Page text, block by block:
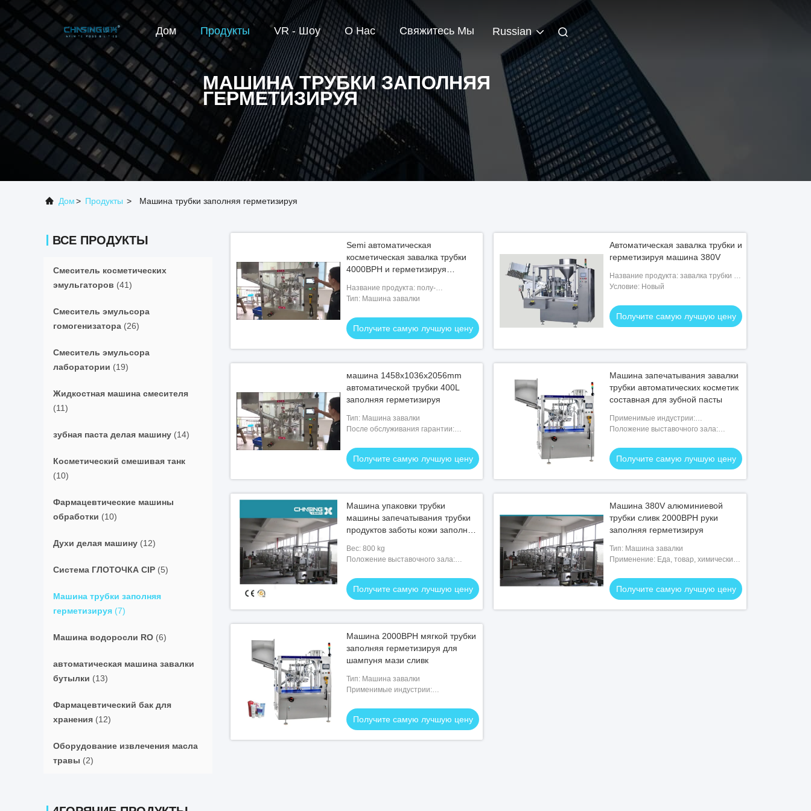
Дом Продукты VR - Шоу О Нас Свяжитесь Мы Russian
МАШИНА ТРУБКИ ЗАПОЛНЯЯ
ГЕРМЕТИЗИРУЯ
Дом> Продукты > Машина трубки заполняя герметизируя
ВСЕ ПРОДУКТЫ
Смеситель косметических
эмульгаторов (41)
Смеситель эмульсора
гомогенизатора (26)
Смеситель эмульсора
лаборатории (19)
Жидкостная машина смесителя
(11)
зубная паста делая машину (14)
Косметический смешивая танк
(10)
Фармацевтические машины
обработки (10)
Духи делая машину (12)
Система ГЛОТОЧКА CIP (5)
Машина трубки заполняя
герметизируя (7)
Машина водоросли RO (6)
автоматическая машина завалки
бутылки (13)
Фармацевтический бак для
хранения (12)
Оборудование извлечения масла
травы (2)
Semi автоматическая
косметическая завалка трубки
4000BPH и герметизируя
Название продукта: полу-
автоматическая машина fillig трубки
Тип: Машина завалки
Получите самую лучшую цену
Автоматическая завалка трубки и
герметизируя машина 380V
Название продукта: завалка трубки и
герметизируя машина
Условие: Новый
Получите самую лучшую цену
машина 1458x1036x2056mm
автоматической трубки 400L
заполняя герметизируя
Тип: Машина завалки
После обслуживания гарантии:
поддержки, онлайн поддержка,
запасные части, обслуживание поля и
Получите самую лучшую цену
Машина запечатывания завалки
трубки автоматических косметик
составная для зубной пасты
Применимые индустрии:
Промышленное предприятие,
Положение выставочного зала:
Получите самую лучшую цену
Машина упаковки трубки
машины запечатывания трубки
продуктов заботы кожи заполняя
Вес: 800 kg
Положение выставочного зала:
Получите самую лучшую цену
Машина 380V алюминиевой
трубки сливк 2000BPH руки
заполняя герметизируя
Тип: Машина завалки
Применение: Еда, товар, химический,
Получите самую лучшую цену
Машина 2000BPH мягкой трубки
заполняя герметизируя для
шампуня мази сливк
Тип: Машина завалки
Применимые индустрии:
Получите самую лучшую цену